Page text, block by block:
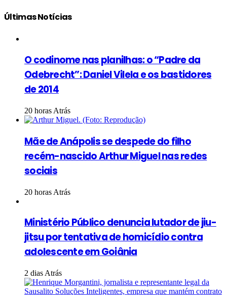
Últimas Notícias
O codinome nas planilhas: o “Padre da
Odebrecht”: Daniel Vilela e os bastidores
de 2014
20 horas Atrás
Mãe de Anápolis se despede do filho
recém-nascido Arthur Miguel nas redes
sociais
20 horas Atrás
Ministério Público denuncia lutador de jiu-
jitsu por tentativa de homicídio contra
adolescente em Goiânia
2 dias Atrás